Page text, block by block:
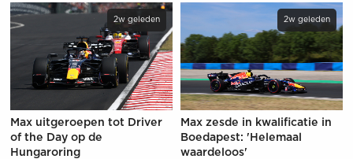
2w geleden
Max uitgeroepen tot Driver
of the Day op de
Hungaroring
2w geleden
Max zesde in kwalificatie in
Boedapest: 'Helemaal
waardeloos'